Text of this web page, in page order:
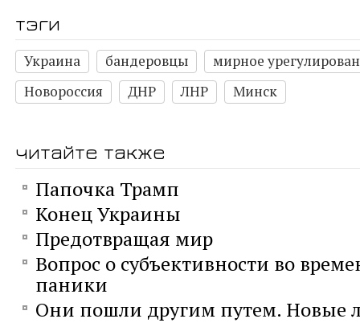
тэги
Украина бандеровцы
мирное
Новороссия
ДНР ЛНР Минск
читайте также
Папочка Трамп
Конец Украины
Предотвращая мир
Вопрос о субъективности во
паники
Они пошли другим путем. Новые